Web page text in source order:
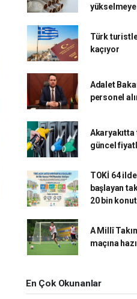
Türk
kaçıyor
Adalet
personel
güncel
TOKİ 64
başlayan
20 bin
A Millî
maçına
En Çok Okunanlar